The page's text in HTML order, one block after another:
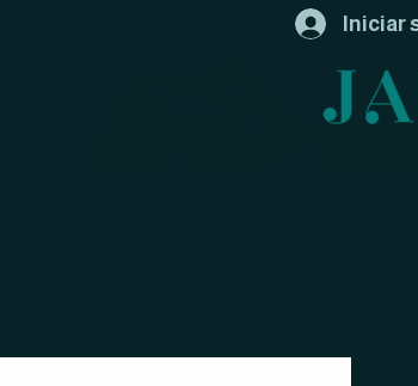
Iniciar